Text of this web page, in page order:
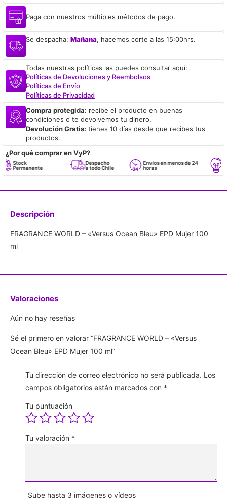
Paga con nuestros múltiples métodos de pago.
Se despacha: Mañana, hacemos corte a las 15:00hrs.
Todas nuestras políticas las puedes consultar aquí:
Políticas de Devoluciones y Reembolsos
Políticas de Envío
Políticas de Privacidad
Compra protegida: recibe el producto en buenas
condiciones o te devolvemos tu dinero.
Devolución Gratis: tienes 10 días desde que recibes tus
productos.
¿Por qué comprar en VyP?
Stock
Permanente
Despacho
a todo Chile
Envíos en menos de 24
horas
Descripción
FRAGRANCE WORLD – «Versus Ocean Bleu» EPD Mujer 100
ml
Valoraciones
Aún no hay reseñas
Sé el primero en valorar “FRAGRANCE WORLD – «Versus
Ocean Bleu» EPD Mujer 100 ml”
Tu dirección de correo electrónico no será publicada. Los
campos obligatorios están marcados con *
Tu puntuación
Tu valoración *
Sube hasta 3 imágenes o vídeos